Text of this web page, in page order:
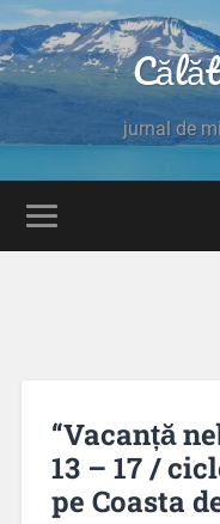
jurnal de
“Vacanță
13 – 17 /
pe Coasta